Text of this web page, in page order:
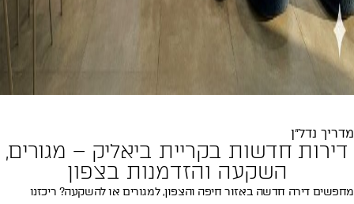
מדריך נדל״ן
דירות חדשות בקריית ביאליק – מגורים,
השקעה והזדמנות בצפון
מחפשים דירה חדשה באזור חיפה והצפון, למגורים או להשקעה? ריכזנו